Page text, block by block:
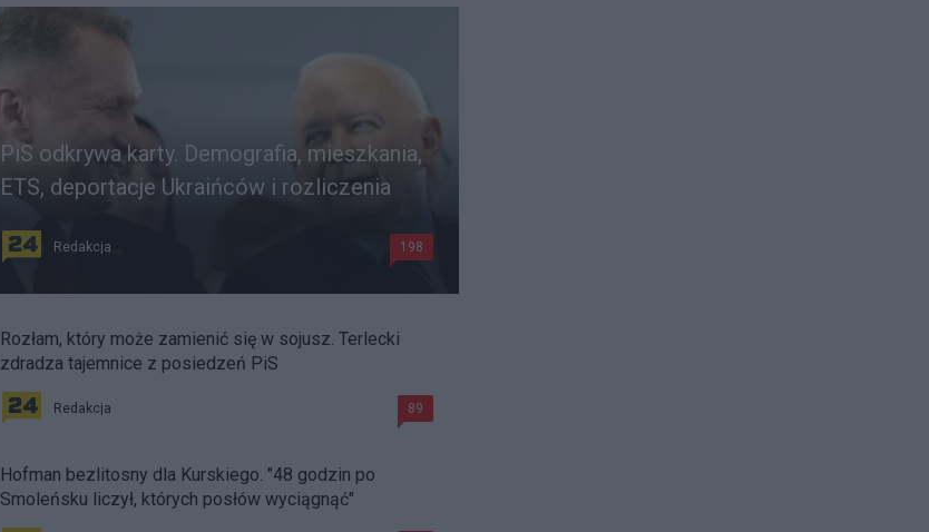
PiS odkrywa karty. Demografia, mieszkania,
ETS, deportacje Ukraińców i rozliczenia
Redakcja 198
Rozłam, który może zamienić się w sojusz. Terlecki
zdradza tajemnice z posiedzeń PiS
Redakcja 89
Hofman bezlitosny dla Kurskiego. "48 godzin po
Smoleńsku liczył, których posłów wyciągnąć"